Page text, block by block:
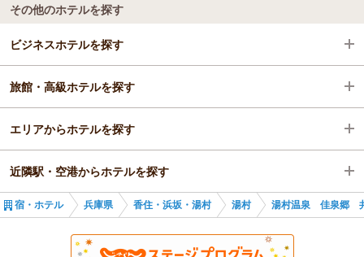
その他のホテルを探す
ビジネスホテルを探す
兵庫県
旅館・高級ホテルを探す
兵庫県
エリアからホテルを探す
兵庫県
香住・浜坂・湯村
近隣駅・空港からホテルを探す
浜坂駅
宿・ホテル 兵庫県 香住・浜坂・湯村 湯村 湯村温泉 佳泉郷